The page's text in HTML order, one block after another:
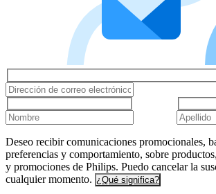
Deseo recibir comunicaciones promocionales,
preferencias y comportamiento, sobre
y promociones de Philips. Puedo cancelar la
cualquier momento. ¿Qué significa?